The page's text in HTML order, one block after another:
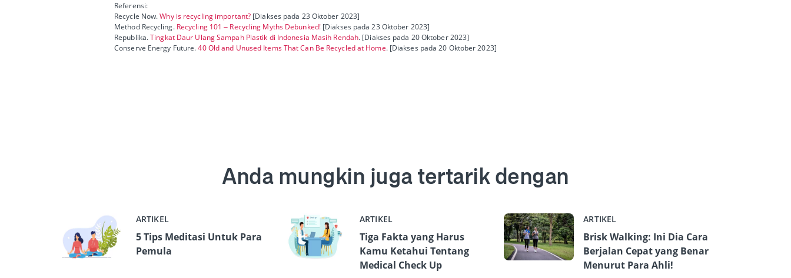
Referensi:
Recycle Now.Why is recycling important? [Diakses pada 23 Oktober 2023]
Method Recycling. Recycling 101 – Recycling Myths Debunked![Diakses pada 23 Oktober 2023]
Republika.Tingkat Daur Ulang Sampah Plastik di Indonesia Masih Rendah. [Diakses pada 20 Oktober 2023]
Conserve Energy Future.40 Old and Unused Items That Can Be Recycled at Home. [Diakses pada 20 Oktober 2023]
Anda mungkin juga tertarik dengan
ARTIKEL
5 Tips Meditasi Untuk Para
Pemula
ARTIKEL
Tiga Fakta yang Harus
Kamu Ketahui Tentang
Medical Check Up
ARTIKEL
Brisk Walking: Ini Dia Cara
Berjalan Cepat yang Benar
Menurut Para Ahli!